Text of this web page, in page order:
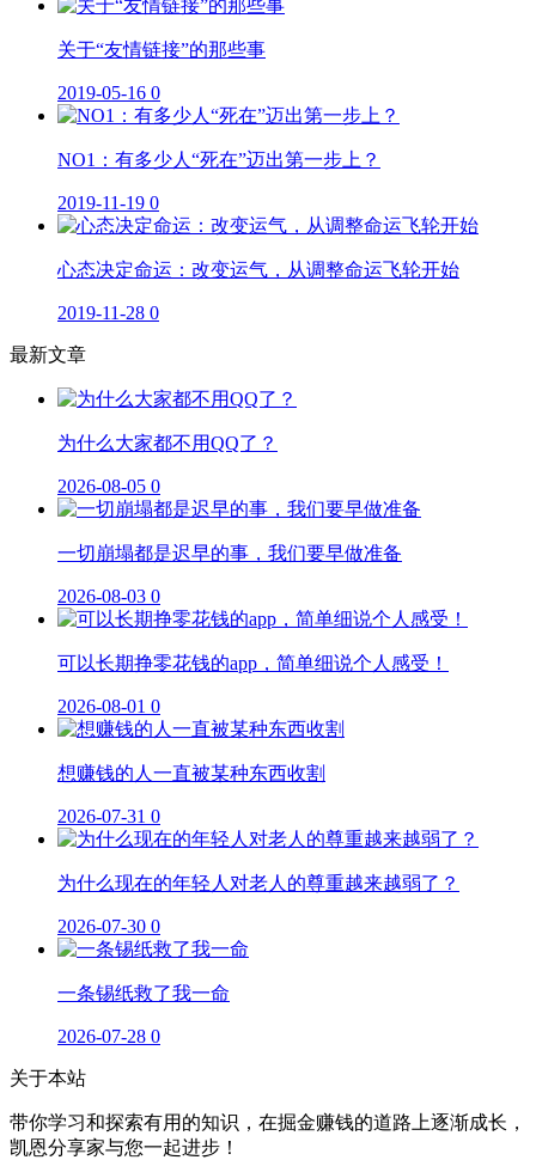
关于“友情链接”的那些事
2019-05-16 0
NO1：有多少人“死在”迈出第一步上？
2019-11-19 0
心态决定命运：改变运气，从调整命运飞轮开始
2019-11-28 0
最新文章
为什么大家都不用QQ了？
2026-08-05 0
一切崩塌都是迟早的事，我们要早做准备
2026-08-03 0
可以长期挣零花钱的app，简单细说个人感受！
2026-08-01 0
想赚钱的人一直被某种东西收割
2026-07-31 0
为什么现在的年轻人对老人的尊重越来越弱了？
2026-07-30 0
一条锡纸救了我一命
2026-07-28 0
关于本站
带你学习和探索有用的知识，在掘金赚钱的道路上逐渐成长，
凯恩分享家与您一起进步！